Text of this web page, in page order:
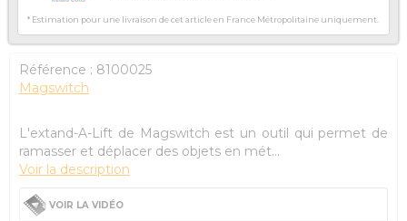
* Estimation pour une livraison de cet article en France Métropolitaine uniquement.
Référence : 8100025
Magswitch
L'extand-A-Lift de Magswitch est un outil qui permet de
ramasser et déplacer des objets en mét...
Voir la description
VOIR LA VIDÉO